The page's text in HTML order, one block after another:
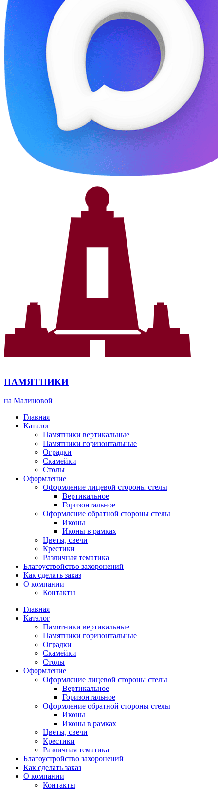
ПАМЯТНИКИ
на Малиновой
Главная
Каталог
Памятники вертикальные
Памятники горизонтальные
Оградки
Скамейки
Столы
Оформление
Оформление лицевой стороны стелы
Вертикальное
Горизонтальное
Оформление обратной стороны стелы
Иконы
Иконы в рамках
Цветы, свечи
Крестики
Различная тематика
Благоустройство захоронений
Как сделать заказ
О компании
Контакты
Главная
Каталог
Памятники вертикальные
Памятники горизонтальные
Оградки
Скамейки
Столы
Оформление
Оформление лицевой стороны стелы
Вертикальное
Горизонтальное
Оформление обратной стороны стелы
Иконы
Иконы в рамках
Цветы, свечи
Крестики
Различная тематика
Благоустройство захоронений
Как сделать заказ
О компании
Контакты